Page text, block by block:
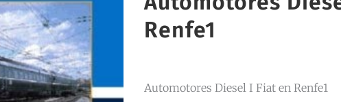
Renfe1
Automotores Diesel I Fiat en Renfe1